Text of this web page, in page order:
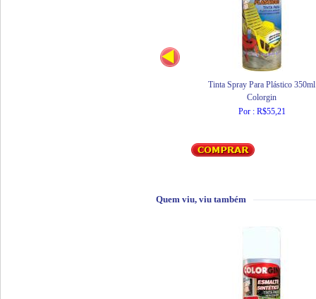
Tinta Spray Para Plástico 350ml
Colorgin
Por : R$55,21
Quem viu, viu também